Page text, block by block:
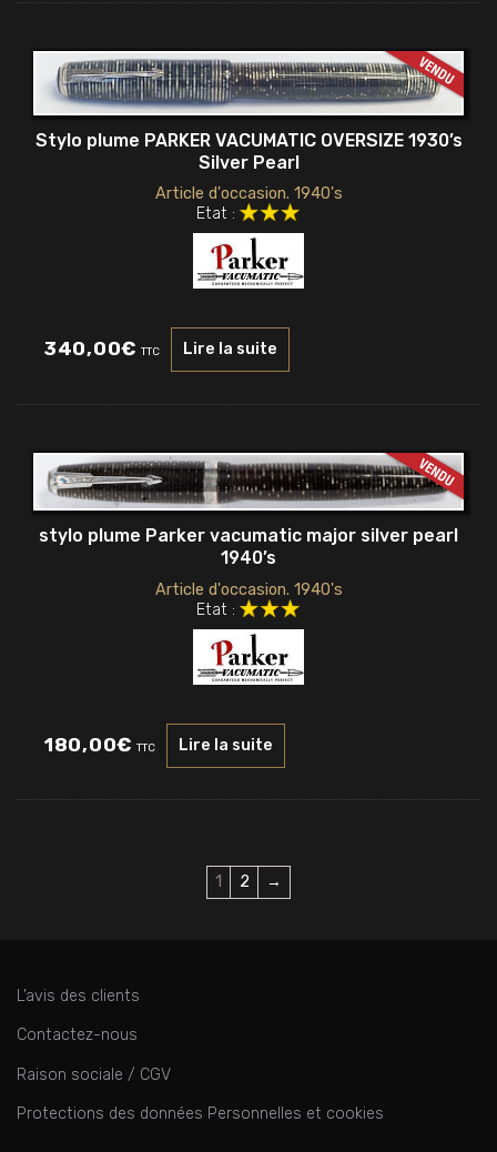
Stylo plume PARKER VACUMATIC OVERSIZE 1930’s
Silver Pearl
Article d'occasion. 1940's
Etat :
340,00€ TTC Lire la suite
stylo plume Parker vacumatic major silver pearl
1940’s
Article d'occasion. 1940's
Etat :
180,00€ TTC Lire la suite
1 2 →
L’avis des clients
Contactez-nous
Raison sociale / CGV
Protections des données Personnelles et cookies